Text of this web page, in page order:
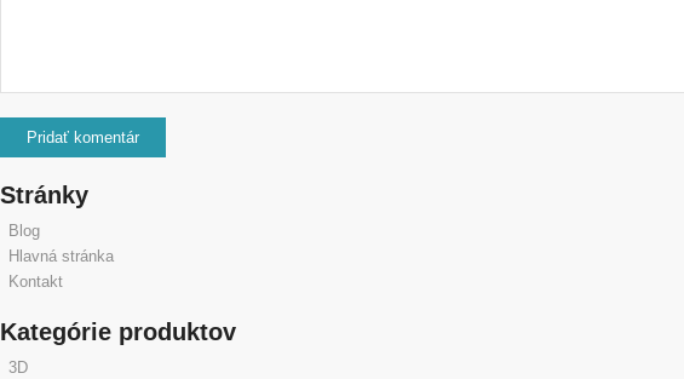
Stránky
Blog
Hlavná stránka
Kontakt
Kategórie produktov
3D